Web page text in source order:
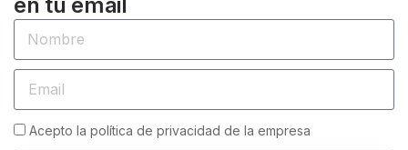
Acepto la política de privacidad de la empresa